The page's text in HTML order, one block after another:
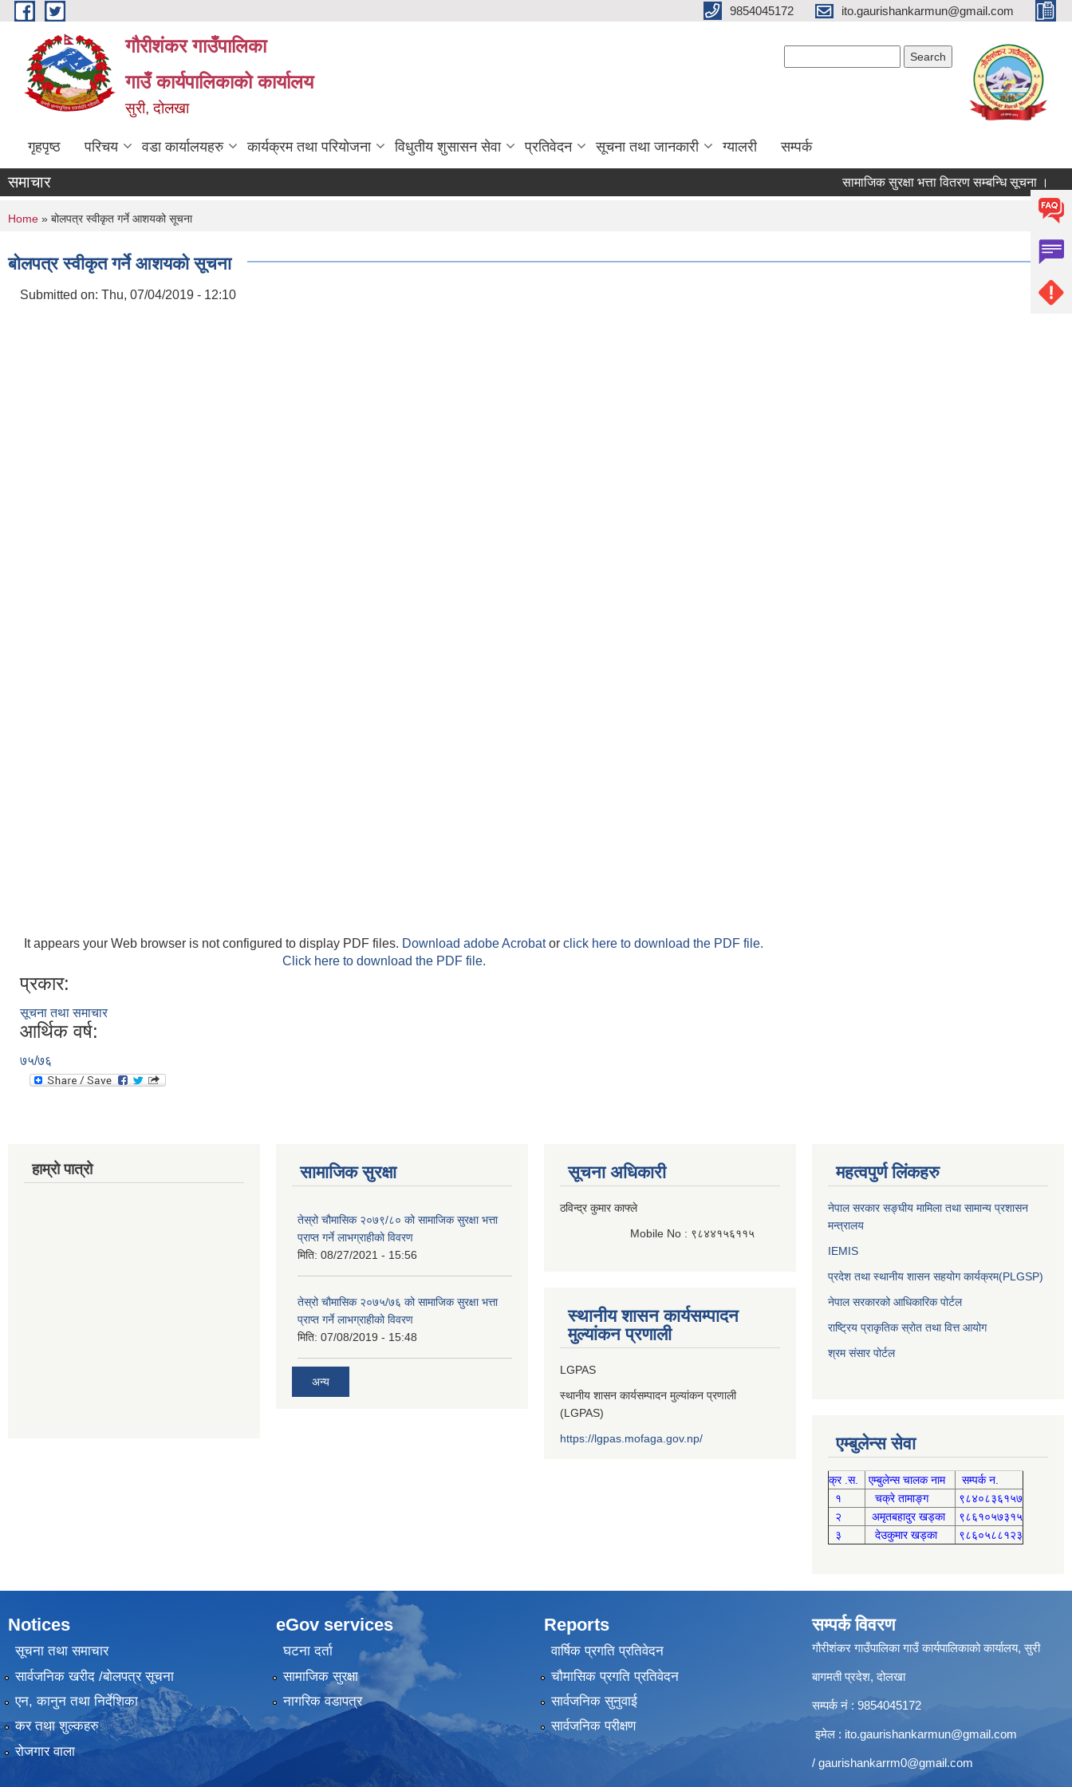
Skip to main content 9854045172 ito.gaurishankarmun@gmail.com
गौरीशंकर गाउँपालिका
गाउँ कार्यपालिकाको कार्यालय
सुरी, दोलखा
गृहपृष्ठ परिचय वडा कार्यालयहरु कार्यक्रम तथा परियोजना विधुतीय शुसासन सेवा प्रतिवेदन सूचना तथा जानकारी ग्यालरी सम्पर्क
समाचार सामाजिक सुरक्षा भत्ता वितरण सम्बन्धि सूचना ।
You are here
Home » बोलपत्र स्वीकृत गर्ने आशयको सूचना
बोलपत्र स्वीकृत गर्ने आशयको सूचना
Submitted on: Thu, 07/04/2019 - 12:10
It appears your Web browser is not configured to display PDF files. Download adobe Acrobator click here to download the PDF file.
Click here to download the PDF file.
प्रकार:
सूचना तथा समाचार
आर्थिक वर्ष:
७५/७६
हाम्रो पात्रो सामाजिक सुरक्षा
तेस्रो चौमासिक २०७९/८० को सामाजिक सुरक्षा भत्ता
प्राप्त गर्ने लाभग्राहीको विवरण
मिति: 08/27/2021 - 15:56
तेस्रो चौमासिक २०७५/७६ को सामाजिक सुरक्षा भत्ता
प्राप्त गर्ने लाभग्राहीको विवरण
मिति: 07/08/2019 - 15:48
अन्य
सूचना अधिकारी
ठविन्द्र कुमार काफ्ले
Mobile No : ९८४४१५६११५
स्थानीय शासन कार्यसम्पादन
मुल्यांकन प्रणाली
LGPAS
स्थानीय शासन कार्यसम्पादन मुल्यांकन प्रणाली
(LGPAS)
https://lgpas.mofaga.gov.np/
महत्वपुर्ण लिंकहरु
नेपाल सरकार सङ्घीय मामिला तथा सामान्य प्रशासन
मन्त्रालय
IEMIS
प्रदेश तथा स्थानीय शासन सहयोग कार्यक्रम(PLGSP)
नेपाल सरकारको आधिकारिक पोर्टल
राष्ट्रिय प्राकृतिक स्रोत तथा वित्त आयोग
श्रम संसार पोर्टल
एम्बुलेन्स सेवा
क्र .स. एम्बुलेन्स चालक नाम
सम्पर्क न.
१
चक्रे तामाङ्ग
९८४०८३६१५७
२
अमृतबहादुर खड्का
९८६१०५७३१५
३
देउकुमार खड्का ९८६०५८८१२३
Notices
सूचना तथा समाचार
सार्वजनिक खरीद /बोलपत्र सूचना
एन, कानुन तथा निर्देशिका
कर तथा शुल्कहरु
रोजगार वाला
eGov services
घटना दर्ता
सामाजिक सुरक्षा
नागरिक वडापत्र
Reports
वार्षिक प्रगति प्रतिवेदन
चौमासिक प्रगति प्रतिवेदन
सार्वजनिक सुनुवाई
सार्वजनिक परीक्षण
सम्पर्क विवरण
गौरीशंकर गाउँपालिका गाउँ कार्यपालिकाको कार्यालय, सुरी
बागमती प्रदेश, दोलखा
सम्पर्क नं : 9854045172
इमेल : ito.gaurishankarmun@gmail.com
/ gaurishankarrm0@gmail.com